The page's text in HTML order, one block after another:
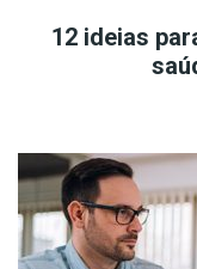
12 ideias